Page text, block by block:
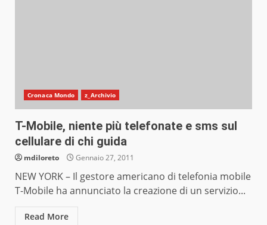
Cronaca Mondo z_Archivio
T-Mobile, niente più telefonate e sms sul
cellulare di chi guida
mdiloreto Gennaio 27, 2011
NEW YORK – Il gestore americano di telefonia mobile
T-Mobile ha annunciato la creazione di un servizio...
Read More